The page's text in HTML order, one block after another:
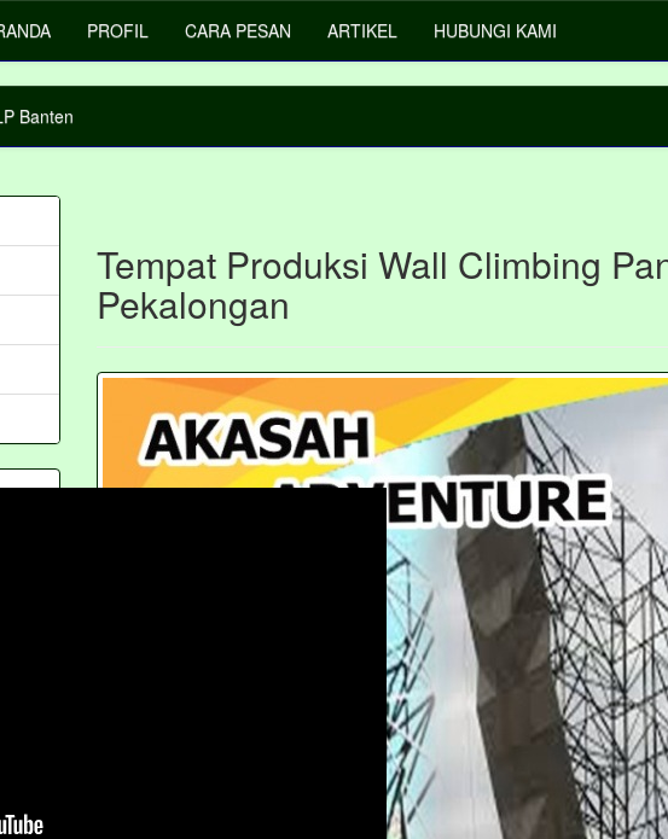
PROFIL CARA PESAN ARTIKEL HUBUNGI KAMI
Banten
Tempat Produksi Wall Climbing
Pekalongan